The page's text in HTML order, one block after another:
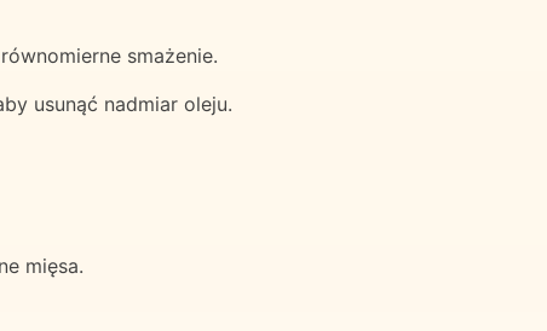
smażenie.
usunąć nadmiar oleju.
mięsa.